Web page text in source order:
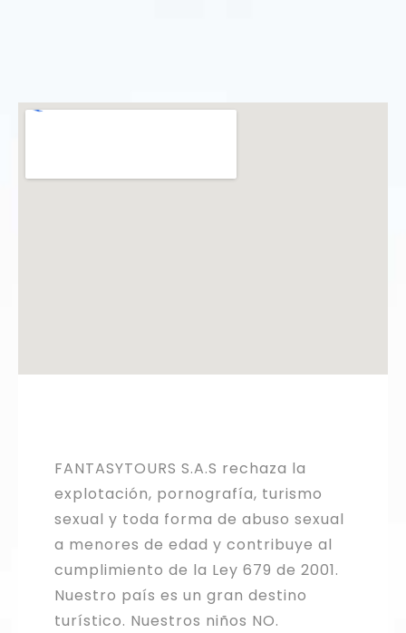
FANTASYTOURS S.A.S rechaza la
explotación, pornografía, turismo
sexual y toda forma de abuso sexual
a menores de edad y contribuye al
cumplimiento de la Ley 679 de 2001.
Nuestro país es un gran destino
turístico. Nuestros niños NO.